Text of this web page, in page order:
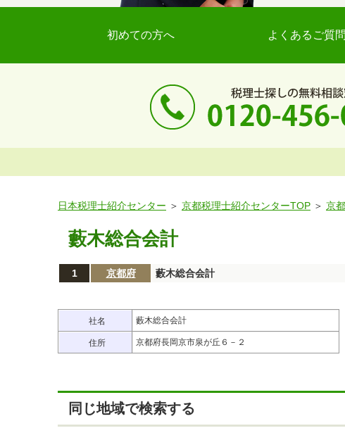
初めての方へ よくあるご質問
日本税理士紹介センター 京都税理士紹介センターTOP 京
藪木総合会計
1 京都府 藪木総合会計
社名 藪木総合会計
住所 京都府長岡京市泉が丘６－２
同じ地域で検索する